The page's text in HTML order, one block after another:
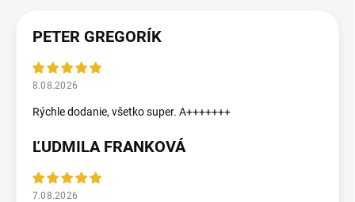
PETER GREGORÍK
8.08.2026
Rýchle dodanie, všetko super. A+++++++
ĽUDMILA FRANKOVÁ
7.08.2026